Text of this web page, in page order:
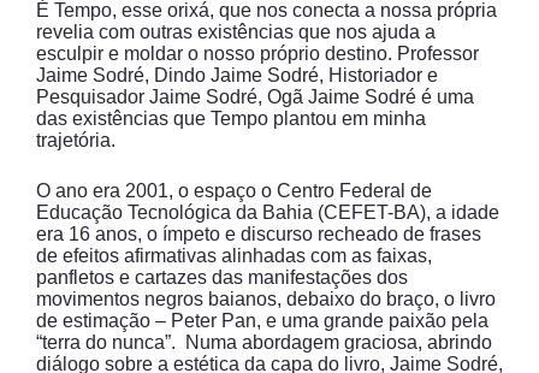
É Tempo, esse orixá, que nos conecta a nossa própria
revelia com outras existências que nos ajuda a
esculpir e moldar o nosso próprio destino. Professor
Jaime Sodré, Dindo Jaime Sodré, Historiador e
Pesquisador Jaime Sodré, Ogã Jaime Sodré é uma
das existências que Tempo plantou em minha
trajetória.
O ano era 2001, o espaço o Centro Federal de
Educação Tecnológica da Bahia (CEFET-BA), a idade
era 16 anos, o ímpeto e discurso recheado de frases
de efeitos afirmativas alinhadas com as faixas,
panfletos e cartazes das manifestações dos
movimentos negros baianos, debaixo do braço, o livro
de estimação – Peter Pan, e uma grande paixão pela
“terra do nunca”. Numa abordagem graciosa, abrindo
diálogo sobre a estética da capa do livro, Jaime Sodré,